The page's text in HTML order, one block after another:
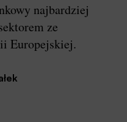
najbardziej
ze
Europejskiej.